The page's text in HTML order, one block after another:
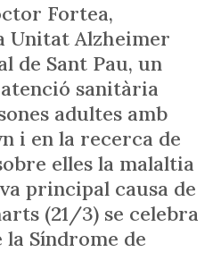
Fortea,
Unitat Alzheimer
de Sant Pau, un
sanitària
adultes amb
i en la recerca de
elles la malaltia
principal causa de
(21/3) se celebra
Síndrome de